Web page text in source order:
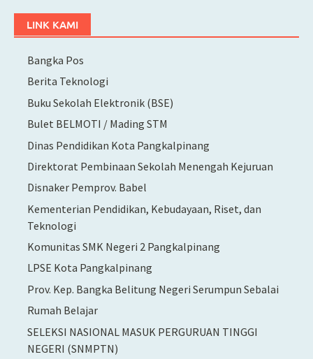
LINK KAMI
Bangka Pos
Berita Teknologi
Buku Sekolah Elektronik (BSE)
Bulet BELMOTI / Mading STM
Dinas Pendidikan Kota Pangkalpinang
Direktorat Pembinaan Sekolah Menengah Kejuruan
Disnaker Pemprov. Babel
Kementerian Pendidikan, Kebudayaan, Riset, dan
Teknologi
Komunitas SMK Negeri 2 Pangkalpinang
LPSE Kota Pangkalpinang
Prov. Kep. Bangka Belitung Negeri Serumpun Sebalai
Rumah Belajar
SELEKSI NASIONAL MASUK PERGURUAN TINGGI
NEGERI (SNMPTN)